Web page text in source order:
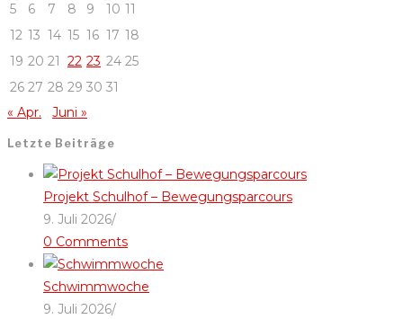
5
6 7 8 9 10 11
12 13 14 15 16 17 18
19 20 21 22 23 24 25
26 27 28 29 30 31
« Apr.
Juni »
Letzte Beiträge
Projekt Schulhof – Bewegungsparcours
9. Juli 2026/
0 Comments
Schwimmwoche
9. Juli 2026/